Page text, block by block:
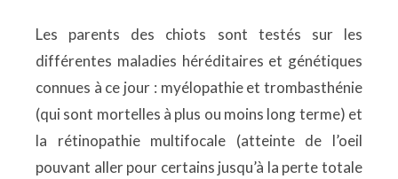
Les parents des chiots sont testés sur les
différentes maladies héréditaires et génétiques
connues à ce jour : myélopathie et trombasthénie
(qui sont mortelles à plus ou moins long terme) et
la rétinopathie multifocale (atteinte de l’oeil
pouvant aller pour certains jusqu’à la perte totale